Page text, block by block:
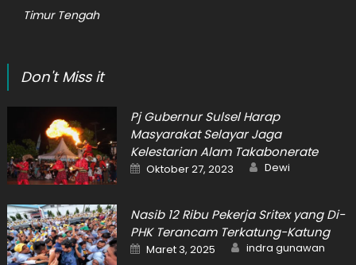
Timur Tengah
Don't Miss it
Pj Gubernur Sulsel Harap
Masyarakat Selayar Jaga
Kelestarian Alam Takabonerate
Posted
on
Oktober 27, 2023 Author
Dewi
Nasib 12 Ribu Pekerja Sritex yang Di-
PHK Terancam Terkatung-Katung
Posted
on
Maret 3, 2025 Author
indra gunawan